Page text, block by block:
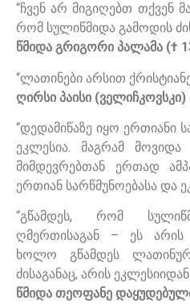
“ჩვენ არ მიგიღებთ თქვენ
რომ სულიწმიდა გამოდის
წმიდა გრიგორი პალამა (†
“ლათინები არსით
ღირსი პაისი
“დედამიწაზე იყო ერთიანი
ეკლესია. მაგრამ
მიმდევრებთან ერთად
ერთიან სარწმუნოებასა და
“გწამდეს, რომ
ღმერთისაგან – ეს
ხოლო გწამდეს
ძისაგანაც, არის
წმიდა თეოფანე